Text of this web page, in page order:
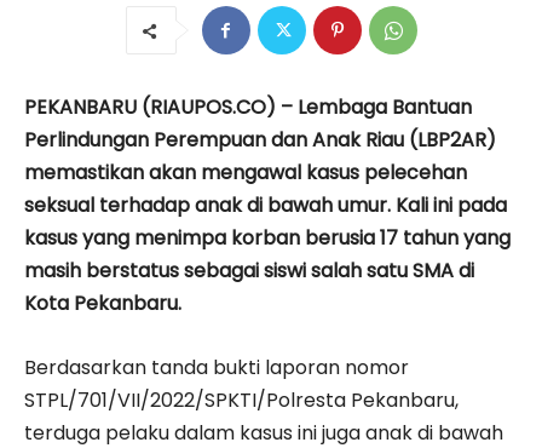
PEKANBARU (RIAUPOS.CO) – Lembaga Bantuan
Perlindungan Perempuan dan Anak Riau (LBP2AR)
memastikan akan mengawal kasus pelecehan
seksual terhadap anak di bawah umur. Kali ini pada
kasus yang menimpa korban berusia 17 tahun yang
masih berstatus sebagai siswi salah satu SMA di
Kota Pekanbaru.
Berdasarkan tanda bukti laporan nomor
STPL/701/VII/2022/SPKTI/Polresta Pekanbaru,
terduga pelaku dalam kasus ini juga anak di bawah